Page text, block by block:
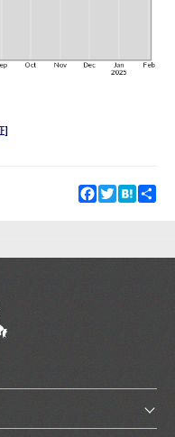
Facebook
TwitterHatena